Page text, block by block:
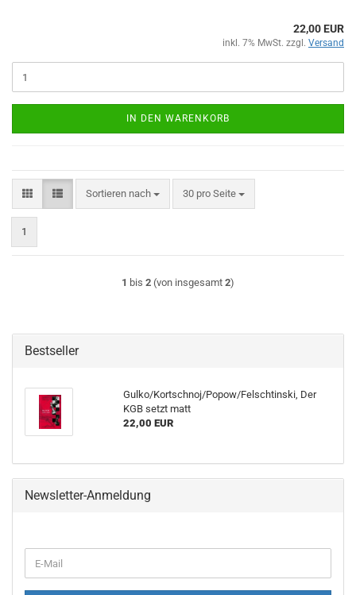
22,00 EUR
inkl. 7% MwSt. zzgl. Versand
IN DEN WARENKORB
Sortieren nach
Sortieren nach 30 pro Seite
pro Seite
1
1 bis 2 (von insgesamt 2)
Bestseller
Gulko/Kortschnoj/Popow/Felschtinski, Der
KGB setzt matt
22,00 EUR
Newsletter-Anmeldung
ZUR
E-
Mail